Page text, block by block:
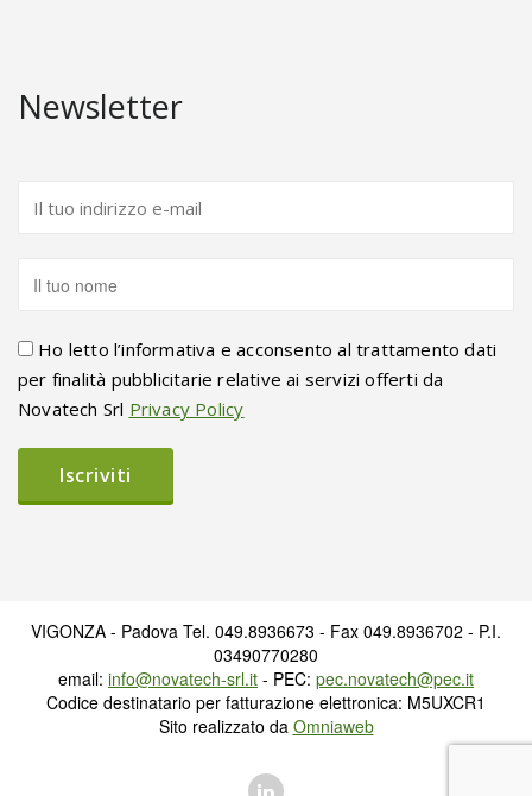
Newsletter
Ho letto l’informativa e acconsento al trattamento dati
per finalità pubblicitarie relative ai servizi offerti da
Novatech Srl Privacy Policy
VIGONZA - Padova Tel. 049.8936673 - Fax 049.8936702 - P.I.
03490770280
email: info@novatech-srl.it - PEC: pec.novatech@pec.it
Codice destinatario per fatturazione elettronica: M5UXCR1
Sito realizzato da Omniaweb